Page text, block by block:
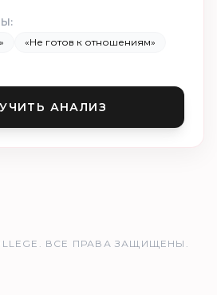
«Не готов к отношениям»
АНАЛИЗ
ВСЕ ПРАВА ЗАЩИЩЕНЫ.